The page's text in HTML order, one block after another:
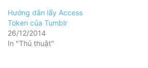
Hướng dẫn lấy Access
Token của Tumblr
26/12/2014
In "Thủ thuật"